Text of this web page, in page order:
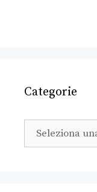
Categorie